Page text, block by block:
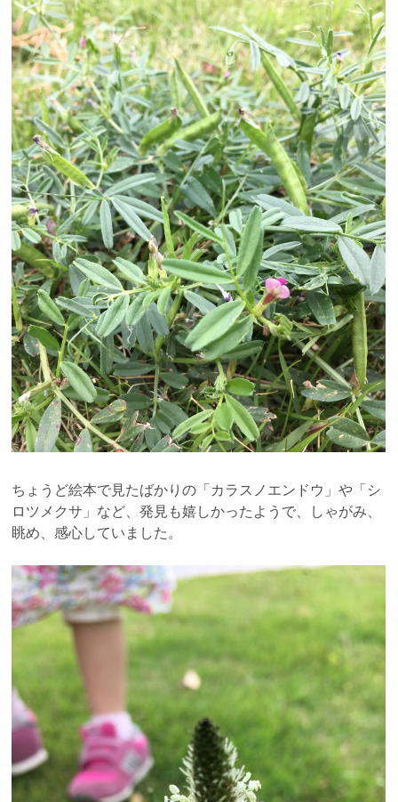
ちょうど絵本で見たばかりの「カラスノエンドウ」や「シ
ロツメクサ」など、発見も嬉しかったようで、しゃがみ、
眺め、感心していました。